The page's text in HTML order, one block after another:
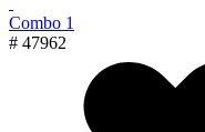
Combo 1
# 47962